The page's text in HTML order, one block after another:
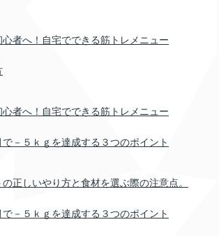
者へ！自宅でできる筋トレメニュー
者へ！自宅でできる筋トレメニュー
－５ｋｇを達成する３つのポイント
正しいやり方と食材を選ぶ際の注意点。
－５ｋｇを達成する３つのポイント